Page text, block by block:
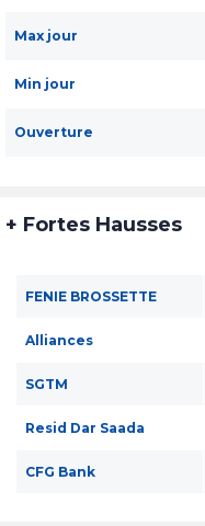
Max jour
Min jour
Ouverture
+ Fortes Hausses
FENIE BROSSETTE
Alliances
SGTM
Resid Dar Saada
CFG Bank